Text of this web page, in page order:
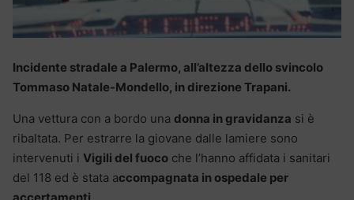
Incidente stradale a Palermo, all’altezza dello svincolo
Tommaso Natale-Mondello, in direzione Trapani.
Una vettura con a bordo una donna in gravidanza si è
ribaltata. Per estrarre la giovane dalle lamiere sono
intervenuti i Vigili del fuoco che l’hanno affidata i sanitari
del 118 ed è stata accompagnata in ospedale per
accertamenti.